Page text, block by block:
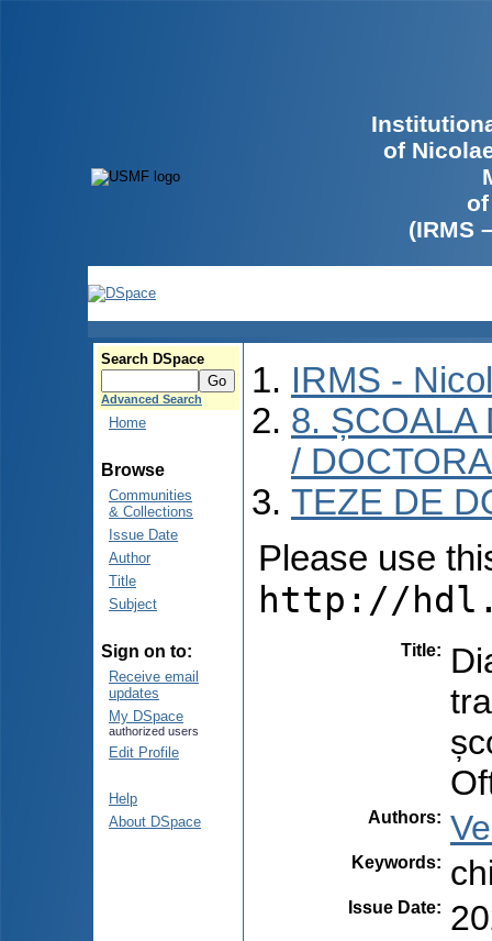
of
(IRMS
Search DSpace
Advanced Search
Home
Browse
Communities
& Collections
Issue Date
Author
Title
Subject
Sign on to:
Receive email
updates
My DSpace
authorized users
Edit Profile
Help
About DSpace
IRMS -
8. ȘCOALA
/
TEZE DE
Please use
http://
Title:
Authors:
Keywords:
Issue Date: